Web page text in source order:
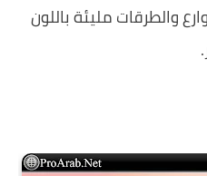
والطرقات مليئة باللون